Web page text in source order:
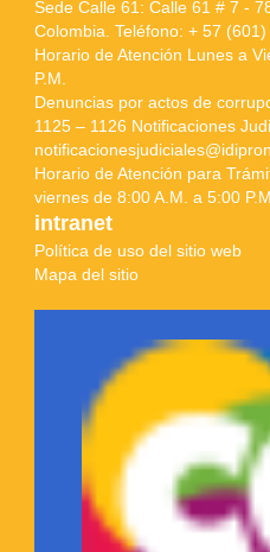
Sede Calle 61: Calle 61 # 7 -
Colombia. Teléfono: + 57
Horario de Atención Lunes a
P.M.
Denuncias por actos de
1125 – 1126 Notificaciones
Horario de Atención para
viernes de 8:00 A.M. a 5:00 P.M.
intranet
Política de uso del sitio web
Mapa del sitio